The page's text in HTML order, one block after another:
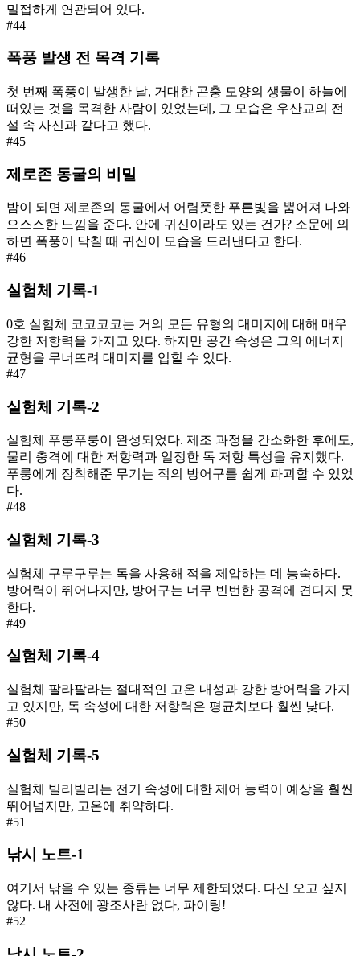
밀접하게 연관되어 있다.
#44
폭풍 발생 전 목격 기록
첫 번째 폭풍이 발생한 날, 거대한 곤충 모양의 생물이 하늘에
떠있는 것을 목격한 사람이 있었는데, 그 모습은 우산교의 전
설 속 사신과 같다고 했다.
#45
제로존 동굴의 비밀
밤이 되면 제로존의 동굴에서 어렴풋한 푸른빛을 뿜어져 나와
으스스한 느낌을 준다. 안에 귀신이라도 있는 건가? 소문에 의
하면 폭풍이 닥칠 때 귀신이 모습을 드러낸다고 한다.
#46
실험체 기록-1
0호 실험체 코코코코는 거의 모든 유형의 대미지에 대해 매우
강한 저항력을 가지고 있다. 하지만 공간 속성은 그의 에너지
균형을 무너뜨려 대미지를 입힐 수 있다.
#47
실험체 기록-2
실험체 푸룽푸룽이 완성되었다. 제조 과정을 간소화한 후에도,
물리 충격에 대한 저항력과 일정한 독 저항 특성을 유지했다.
푸룽에게 장착해준 무기는 적의 방어구를 쉽게 파괴할 수 있었
다.
#48
실험체 기록-3
실험체 구루구루는 독을 사용해 적을 제압하는 데 능숙하다.
방어력이 뛰어나지만, 방어구는 너무 빈번한 공격에 견디지 못
한다.
#49
실험체 기록-4
실험체 팔라팔라는 절대적인 고온 내성과 강한 방어력을 가지
고 있지만, 독 속성에 대한 저항력은 평균치보다 훨씬 낮다.
#50
실험체 기록-5
실험체 빌리빌리는 전기 속성에 대한 제어 능력이 예상을 훨씬
뛰어넘지만, 고온에 취약하다.
#51
낚시 노트-1
여기서 낚을 수 있는 종류는 너무 제한되었다. 다신 오고 싶지
않다. 내 사전에 꽝조사란 없다, 파이팅!
#52